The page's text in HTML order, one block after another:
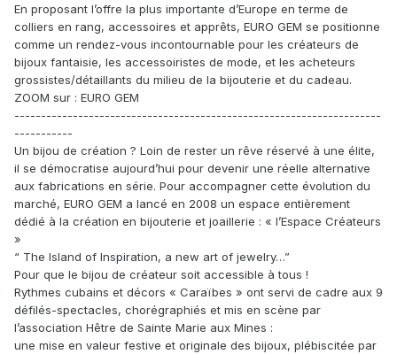
En proposant l’offre la plus importante d’Europe en terme de
colliers en rang, accessoires et apprêts, EURO GEM se positionne
comme un rendez-vous incontournable pour les créateurs de
bijoux fantaisie, les accessoiristes de mode, et les acheteurs
grossistes/détaillants du milieu de la bijouterie et du cadeau.
ZOOM sur : EURO GEM
---------------------------------------------------------------------
-----------
Un bijou de création ? Loin de rester un rêve réservé à une élite,
il se démocratise aujourd’hui pour devenir une réelle alternative
aux fabrications en série. Pour accompagner cette évolution du
marché, EURO GEM a lancé en 2008 un espace entièrement
dédié à la création en bijouterie et joaillerie : « l’Espace Créateurs
»
“ The Island of Inspiration, a new art of jewelry…”
Pour que le bijou de créateur soit accessible à tous !
Rythmes cubains et décors « Caraïbes » ont servi de cadre aux 9
défilés-spectacles, chorégraphiés et mis en scène par
l’association Hêtre de Sainte Marie aux Mines :
une mise en valeur festive et originale des bijoux, plébiscitée par